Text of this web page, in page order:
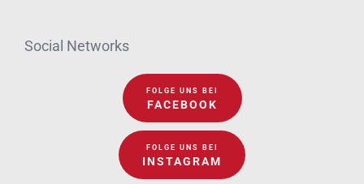
Social Networks
FOLGE UNS BEI
FACEBOOK
FOLGE UNS BEI
INSTAGRAM